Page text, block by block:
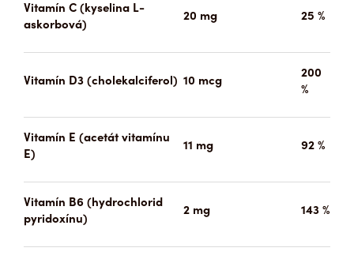
Vitamín C (kyselina L-
askorbová)
20 mg 25 %
Vitamín D3 (cholekalciferol) 10 mcg
200
%
Vitamín E (acetát vitamínu
E)
11 mg 92 %
Vitamín B6 (hydrochlorid
pyridoxínu)
2 mg 143 %